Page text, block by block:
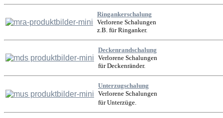
Ringankerschalung
Verlorene Schalungen
z.B. für Ringanker.
Deckenrandschalung
Verlorene Schalungen
für Deckenränder.
Unterzugschalung
Verlorene Schalungen
für Unterzüge.